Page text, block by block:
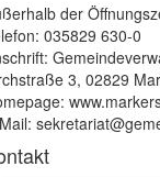
der
035829 630-0
3, 02829